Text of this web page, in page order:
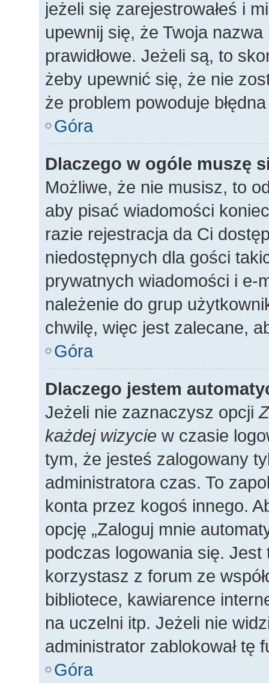
jeżeli się zarejestrowałeś i
upewnij się, że Twoja
prawidłowe. Jeżeli są, to
żeby upewnić się, że nie
że problem powoduje
Góra
Dlaczego w ogóle muszę
Możliwe, że nie musisz, to
aby pisać wiadomości
razie rejestracja da Ci
niedostępnych dla gości
prywatnych wiadomości i e-
należenie do grup
chwilę, więc jest zalecane,
Góra
Dlaczego jestem
Jeżeli nie zaznaczysz opcji
każdej wizycie w czasie
tym, że jesteś zalogowany
administratora czas. To
konta przez kogoś innego.
opcję „Zaloguj mnie
podczas logowania się.
korzystasz z forum ze
bibliotece, kawiarence
na uczelni itp. Jeżeli nie
administrator zablokował tę
Góra